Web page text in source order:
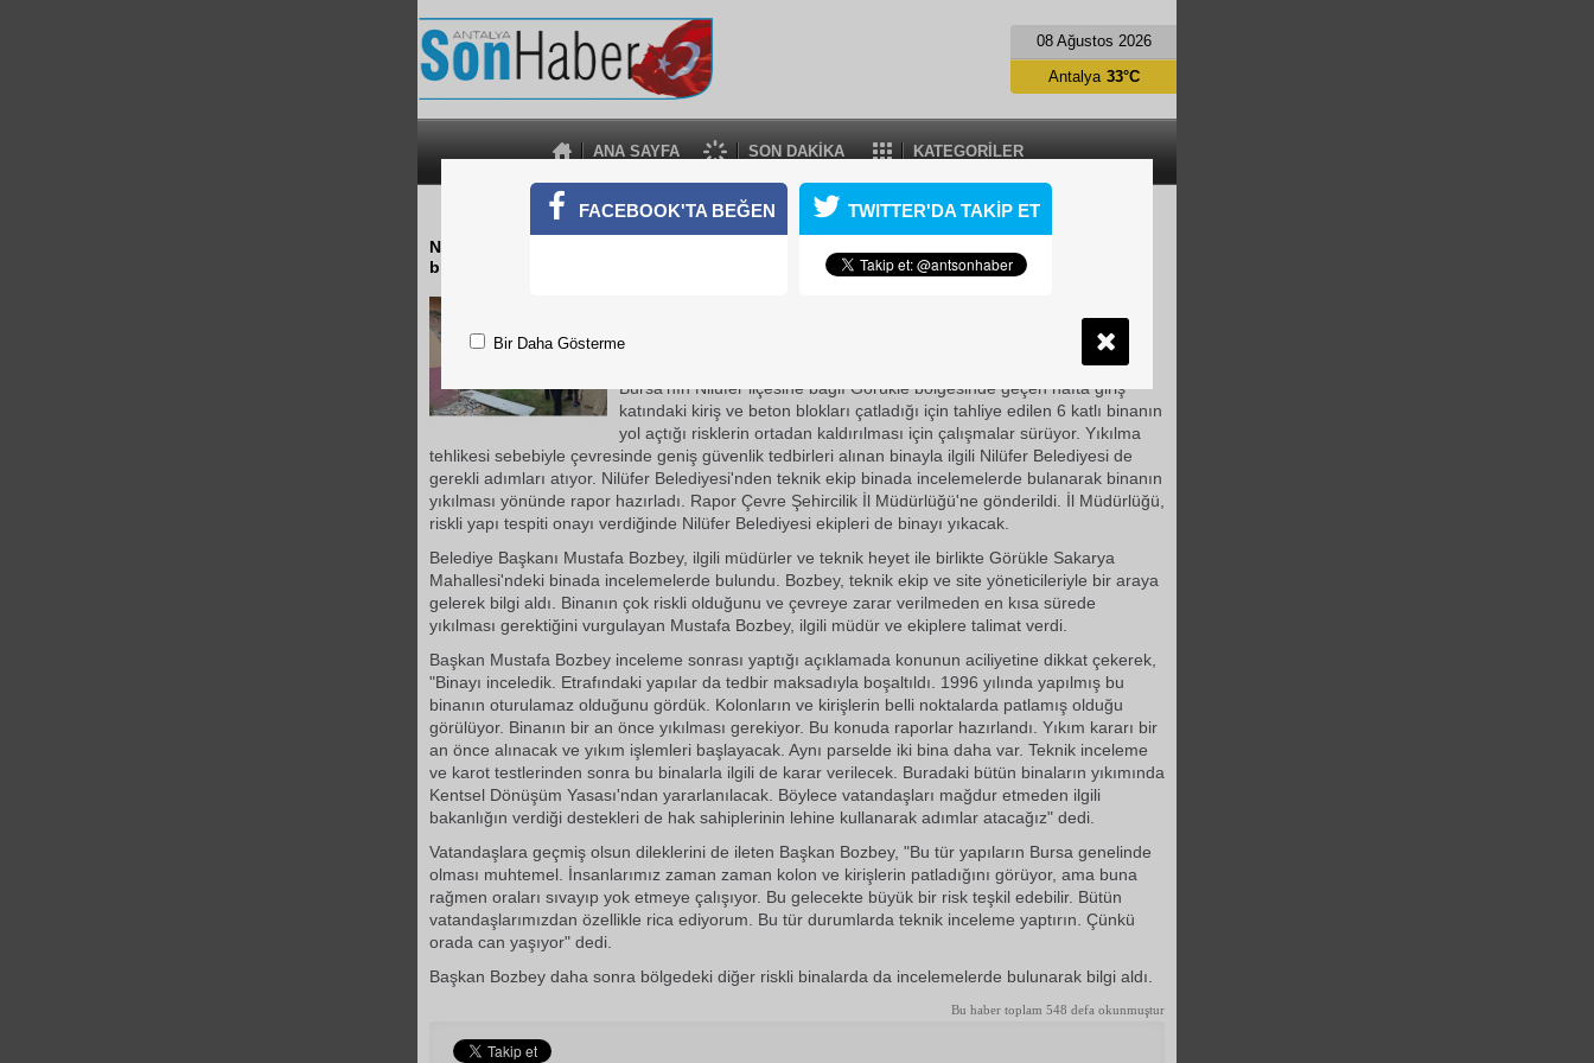
08 Ağustos 2026
ANA SAYFA SON DAKİKA KATEGORİLER
Antalya 33°C
BOZBEY KİRİŞLERİ ÇATLAYAN APARTMANI İNCELEDİ
Nilüfer Belediye Başkanı Mustafa Bozbey, Görükle'de kiriş ve beton blokları çatlayan
binada incelemelerde bulundu.
Nilüfer Belediye Başkanı Mustafa Bozbey, Görükle'de kiriş ve beton
blokları çatlayan binada incelemelerde bulundu.
Bursa'nın Nilüfer ilçesine bağlı Görükle bölgesinde geçen hafta giriş
katındaki kiriş ve beton blokları çatladığı için tahliye edilen 6 katlı binanın
yol açtığı risklerin ortadan kaldırılması için çalışmalar sürüyor. Yıkılma
tehlikesi sebebiyle çevresinde geniş güvenlik tedbirleri alınan binayla ilgili Nilüfer Belediyesi de
gerekli adımları atıyor. Nilüfer Belediyesi'nden teknik ekip binada incelemelerde bulanarak binanın
yıkılması yönünde rapor hazırladı. Rapor Çevre Şehircilik İl Müdürlüğü'ne gönderildi. İl Müdürlüğü,
riskli yapı tespiti onayı verdiğinde Nilüfer Belediyesi ekipleri de binayı yıkacak.
Belediye Başkanı Mustafa Bozbey, ilgili müdürler ve teknik heyet ile birlikte Görükle Sakarya
Mahallesi'ndeki binada incelemelerde bulundu. Bozbey, teknik ekip ve site yöneticileriyle bir araya
gelerek bilgi aldı. Binanın çok riskli olduğunu ve çevreye zarar verilmeden en kısa sürede
yıkılması gerektiğini vurgulayan Mustafa Bozbey, ilgili müdür ve ekiplere talimat verdi.
Başkan Mustafa Bozbey inceleme sonrası yaptığı açıklamada konunun aciliyetine dikkat çekerek,
"Binayı inceledik. Etrafındaki yapılar da tedbir maksadıyla boşaltıldı. 1996 yılında yapılmış bu
binanın oturulamaz olduğunu gördük. Kolonların ve kirişlerin belli noktalarda patlamış olduğu
görülüyor. Binanın bir an önce yıkılması gerekiyor. Bu konuda raporlar hazırlandı. Yıkım kararı bir
an önce alınacak ve yıkım işlemleri başlayacak. Aynı parselde iki bina daha var. Teknik inceleme
ve karot testlerinden sonra bu binalarla ilgili de karar verilecek. Buradaki bütün binaların yıkımında
Kentsel Dönüşüm Yasası'ndan yararlanılacak. Böylece vatandaşları mağdur etmeden ilgili
bakanlığın verdiği destekleri de hak sahiplerinin lehine kullanarak adımlar atacağız" dedi.
Vatandaşlara geçmiş olsun dileklerini de ileten Başkan Bozbey, "Bu tür yapıların Bursa genelinde
olması muhtemel. İnsanlarımız zaman zaman kolon ve kirişlerin patladığını görüyor, ama buna
rağmen oraları sıvayıp yok etmeye çalışıyor. Bu gelecekte büyük bir risk teşkil edebilir. Bütün
vatandaşlarımızdan özellikle rica ediyorum. Bu tür durumlarda teknik inceleme yaptırın. Çünkü
orada can yaşıyor" dedi.
Başkan Bozbey daha sonra bölgedeki diğer riskli binalarda da incelemelerde bulunarak bilgi aldı.
Bu haber toplam 548 defa okunmuştur
FACEBOOK'TA BEĞEN TWITTER'DA TAKİP ET
Bir Daha Gösterme